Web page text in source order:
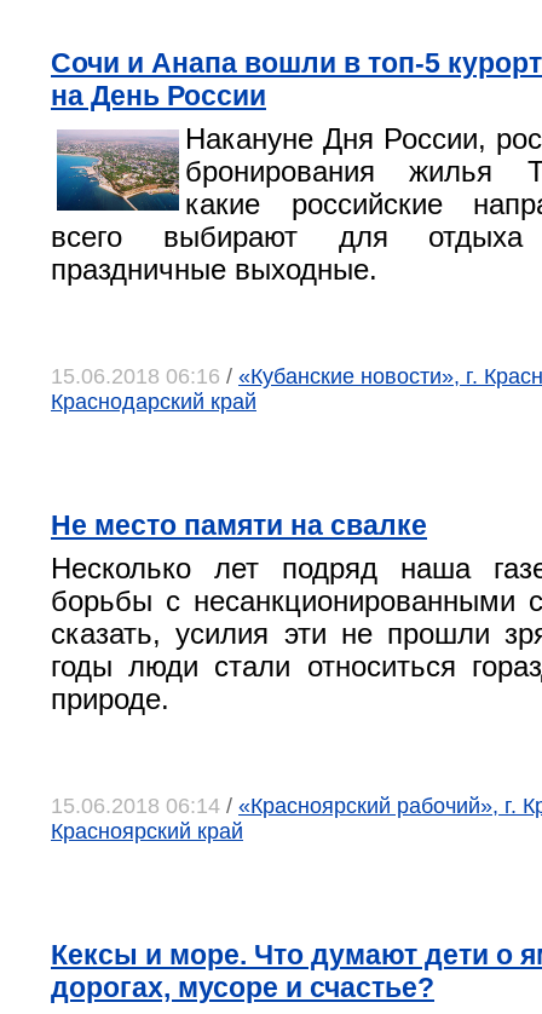
Сочи и Анапа вошли в топ-5
на День России
Накануне Дня России,
бронирования жилья
какие российские
всего выбирают для
праздничные выходные.
15.06.2018 06:16 / «Кубанские новости», г.
Краснодарский край
Не место памяти на свалке
Несколько лет подряд наша
борьбы с несанкционированными
сказать, усилия эти не прошли
годы люди стали относиться
природе.
15.06.2018 06:14 / «Красноярский рабочий», г.
Красноярский край
Кексы и море. Что думают дети о
дорогах, мусоре и счастье?